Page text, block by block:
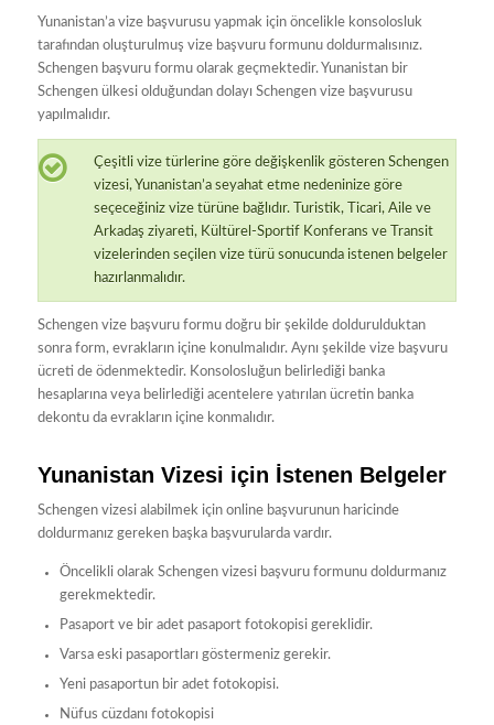
Yunanistan’a vize başvurusu yapmak için öncelikle konsolosluk
tarafından oluşturulmuş vize başvuru formunu doldurmalısınız.
Schengen başvuru formu olarak geçmektedir. Yunanistan bir
Schengen ülkesi olduğundan dolayı Schengen vize başvurusu
yapılmalıdır.
Çeşitli vize türlerine göre değişkenlik gösteren Schengen
vizesi, Yunanistan’a seyahat etme nedeninize göre
seçeceğiniz vize türüne bağlıdır. Turistik, Ticari, Aile ve
Arkadaş ziyareti, Kültürel-Sportif Konferans ve Transit
vizelerinden seçilen vize türü sonucunda istenen belgeler
hazırlanmalıdır.
Schengen vize başvuru formu doğru bir şekilde doldurulduktan
sonra form, evrakların içine konulmalıdır. Aynı şekilde vize başvuru
ücreti de ödenmektedir. Konsolosluğun belirlediği banka
hesaplarına veya belirlediği acentelere yatırılan ücretin banka
dekontu da evrakların içine konmalıdır.
Yunanistan Vizesi için İstenen Belgeler
Schengen vizesi alabilmek için online başvurunun haricinde
doldurmanız gereken başka başvurularda vardır.
Öncelikli olarak Schengen vizesi başvuru formunu doldurmanız
gerekmektedir.
Pasaport ve bir adet pasaport fotokopisi gereklidir.
Varsa eski pasaportları göstermeniz gerekir.
Yeni pasaportun bir adet fotokopisi.
Nüfus cüzdanı fotokopisi